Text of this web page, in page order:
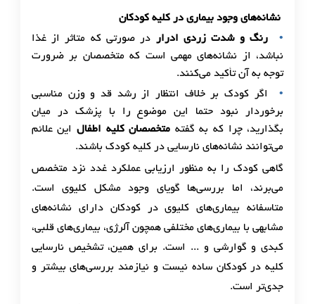
نشانه‌های وجود بیماری در کلیه کودکان
رنگ و شدت زردی ادرار در صورتی که متاثر از غذا
نباشد، از نشانه‌های مهمی است که متخصصان بر ضرورت
توجه به آن تأکید می‌کنند.
اگر کودک بر خلاف انتظار از رشد قد و وزن مناسبی
برخوردار نبود حتما این موضوع را با پزشک در میان
بگذارید، چرا که به گفته متخصصان کلیه اطفال این علائم
می‌توانند نشانه‌های نارسایی در کلیه کودک باشند.
گاهی کودک را به منظور ارزیابی عملکرد غدد نزد متخصص
می‌برند، اما بررسی‌ها گویای وجود مشکل کلیوی است.
متاسفانه بیماری‌های کلیوی در کودکان دارای نشانه‌های
مشابهی با بیماری‌های مختلفی همچون آلرژی، بیماری‌های قلبی،
کبدی و گوارشی و ... است. برای همین، تشخیص نارسایی
کلیه در کودکان ساده نیست و نیازمند بررسی‌های بیشتر و
جدی‌تر است.